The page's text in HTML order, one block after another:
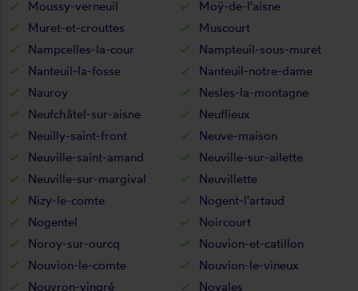
Moussy-verneuil
Moÿ-de-l'aisne
Muret-et-crouttes
Muscourt
Nampcelles-la-cour
Nampteuil-sous-muret
Nanteuil-la-fosse
Nanteuil-notre-dame
Nauroy
Nesles-la-montagne
Neufchâtel-sur-aisne
Neuflieux
Neuilly-saint-front
Neuve-maison
Neuville-saint-amand
Neuville-sur-ailette
Neuville-sur-margival
Neuvillette
Nizy-le-comte
Nogent-l'artaud
Nogentel
Noircourt
Noroy-sur-ourcq
Nouvion-et-catillon
Nouvion-le-comte
Nouvion-le-vineux
Nouvron-vingré
Noyales